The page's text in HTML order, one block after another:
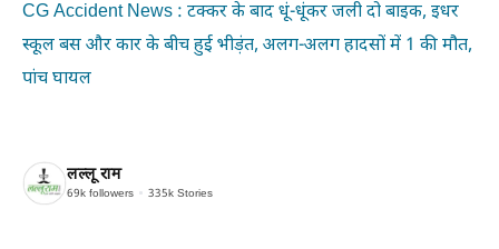
CG Accident News : टक्कर के बाद धूं-धूंकर जली दो बाइक, इधर
स्कूल बस और कार के बीच हुई भीड़ंत, अलग-अलग हादसों में 1 की मौत,
पांच घायल
लल्लू राम
69k followers 335k Stories